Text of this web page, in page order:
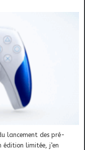
lancement des pré-
édition limitée, j’en